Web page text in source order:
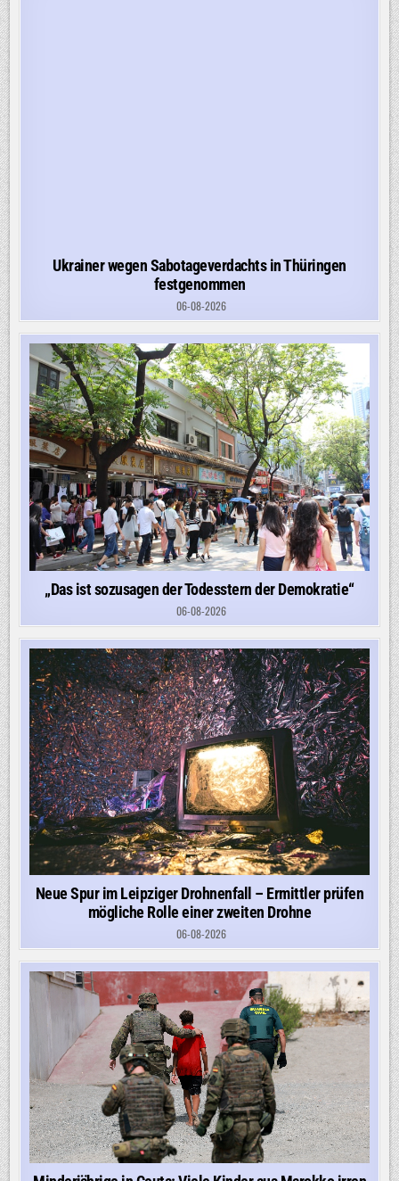
Ukrainer wegen Sabotageverdachts in Thüringen
festgenommen
06-08-2026
„Das ist sozusagen der Todesstern der Demokratie“
06-08-2026
Neue Spur im Leipziger Drohnenfall – Ermittler prüfen
mögliche Rolle einer zweiten Drohne
06-08-2026